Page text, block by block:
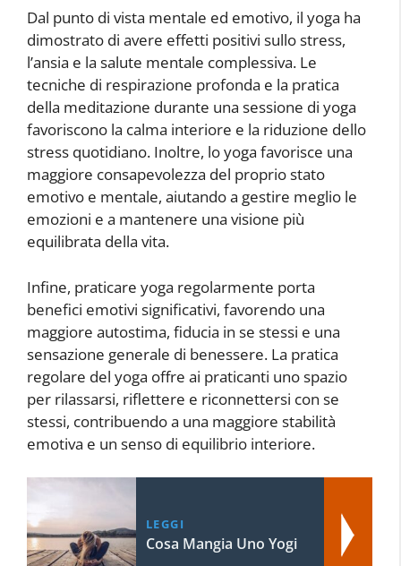
Dal punto di vista mentale ed emotivo, il yoga ha
dimostrato di avere effetti positivi sullo stress,
l’ansia e la salute mentale complessiva. Le
tecniche di respirazione profonda e la pratica
della meditazione durante una sessione di yoga
favoriscono la calma interiore e la riduzione dello
stress quotidiano. Inoltre, lo yoga favorisce una
maggiore consapevolezza del proprio stato
emotivo e mentale, aiutando a gestire meglio le
emozioni e a mantenere una visione più
equilibrata della vita.
Infine, praticare yoga regolarmente porta
benefici emotivi significativi, favorendo una
maggiore autostima, fiducia in se stessi e una
sensazione generale di benessere. La pratica
regolare del yoga offre ai praticanti uno spazio
per rilassarsi, riflettere e riconnettersi con se
stessi, contribuendo a una maggiore stabilità
emotiva e un senso di equilibrio interiore.
LEGGI
Cosa Mangia Uno Yogi